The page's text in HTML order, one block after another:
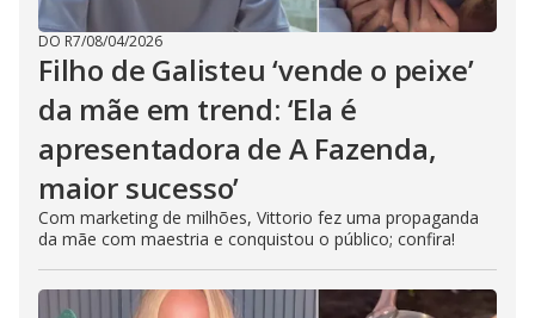
DO R7/08/04/2026
Filho de Galisteu ‘vende o peixe’
da mãe em trend: ‘Ela é
apresentadora de A Fazenda,
maior sucesso’
Com marketing de milhões, Vittorio fez uma propaganda
da mãe com maestria e conquistou o público; confira!